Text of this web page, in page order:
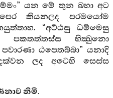
යන මේ තුන බහා අට
කියනලද පරමයෝම
“අට්ඨසු ධම්මෙසු
පකතත්තස්ස භික්‍ඛුනො
ඨපෙතබ්බා” යනාදි
ලද අටෙහි සෙස්ස
නිමි.